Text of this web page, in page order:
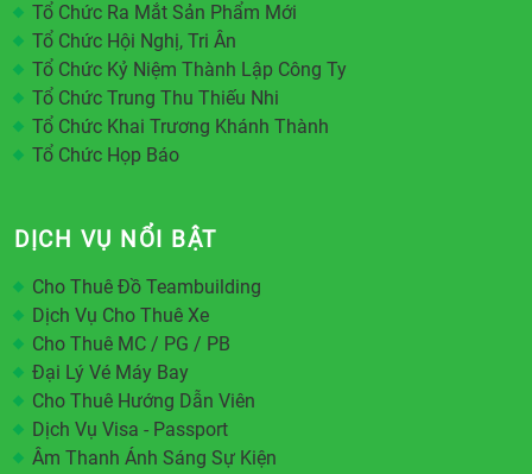
Tổ Chức Ra Mắt Sản Phẩm Mới
Tổ Chức Hội Nghị, Tri Ân
Tổ Chức Kỷ Niệm Thành Lập Công Ty
Tổ Chức Trung Thu Thiếu Nhi
Tổ Chức Khai Trương Khánh Thành
Tổ Chức Họp Báo
DỊCH VỤ NỔI BẬT
Cho Thuê Đồ Teambuilding
Dịch Vụ Cho Thuê Xe
Cho Thuê MC / PG / PB
Đại Lý Vé Máy Bay
Cho Thuê Hướng Dẫn Viên
Dịch Vụ Visa - Passport
Âm Thanh Ánh Sáng Sự Kiện